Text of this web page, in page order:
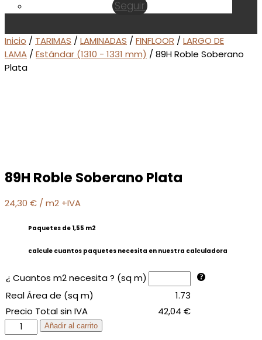
Seguir
Inicio / TARIMAS / LAMINADAS / FINFLOOR / LARGO DE
LAMA / Estándar (1310 - 1331 mm) / 89H Roble Soberano
Plata
89H Roble Soberano Plata
24,30 € / m2 +IVA
Paquetes de 1,55 m2
calcule cuantos paquetes necesita en nuestra calculadora
¿ Cuantos m2 necesita ? (sq m)
Real Área de (sq m)
1.73
Precio Total sin IVA
42,04 €
89H
Añadir al carrito